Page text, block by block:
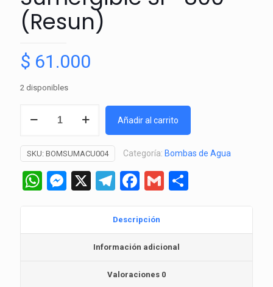
(Resun)
$ 61.000
2 disponibles
Sumergible
SP-
800
Añadir al carrito
SKU: BOMSUMACU004 Categoría: Bombas de Agua
WhatsApp
Messenger
X Telegram
Facebook
Gmail
Descripción
Información adicional
Valoraciones 0